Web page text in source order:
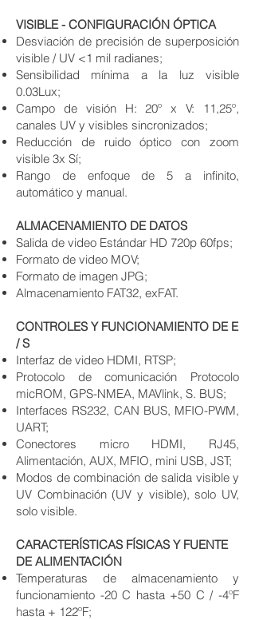
VISIBLE - CONFIGURACIÓN ÓPTICA
Desviación de precisión de superposición
visible / UV <1 mil radianes;
Sensibilidad mínima a la luz visible
0.03Lux;
Campo de visión H: 20º x V: 11,25º,
canales UV y visibles sincronizados;
Reducción de ruido óptico con zoom
visible 3x Sí;
Rango de enfoque de 5 a infinito,
automático y manual.
ALMACENAMIENTO DE DATOS
Salida de video Estándar HD 720p 60fps;
Formato de video MOV;
Formato de imagen JPG;
Almacenamiento FAT32, exFAT.​
CONTROLES Y FUNCIONAMIENTO DE E
/ S
Interfaz de video HDMI, RTSP;
Protocolo de comunicación Protocolo
micROM, GPS-NMEA, MAVlink, S. BUS;
Interfaces RS232, CAN BUS, MFIO-PWM,
UART;
Conectores micro HDMI, RJ45,
Alimentación, AUX, MFIO, mini USB, JST;
Modos de combinación de salida visible y
UV Combinación (UV y visible), solo UV,
solo visible.
CARACTERÍSTICAS FÍSICAS Y FUENTE
DE ALIMENTACIÓN
Temperaturas de almacenamiento y
funcionamiento -20 C hasta +50 C / -4ºF
hasta + 122ºF;